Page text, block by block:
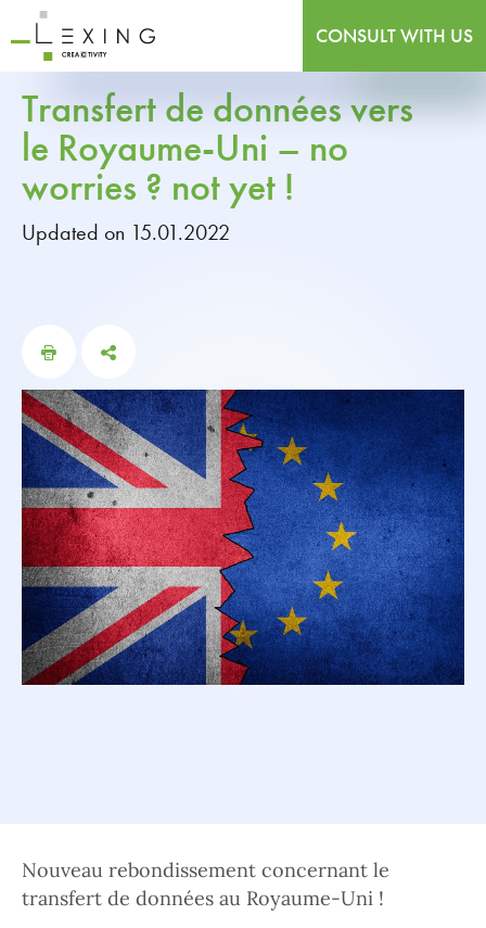
CONSULT WITH US
Transfert de données vers
le Royaume-Uni – no
worries ? not yet !
Updated on 15.01.2022
Nouveau rebondissement concernant le
transfert de données au Royaume-Uni !